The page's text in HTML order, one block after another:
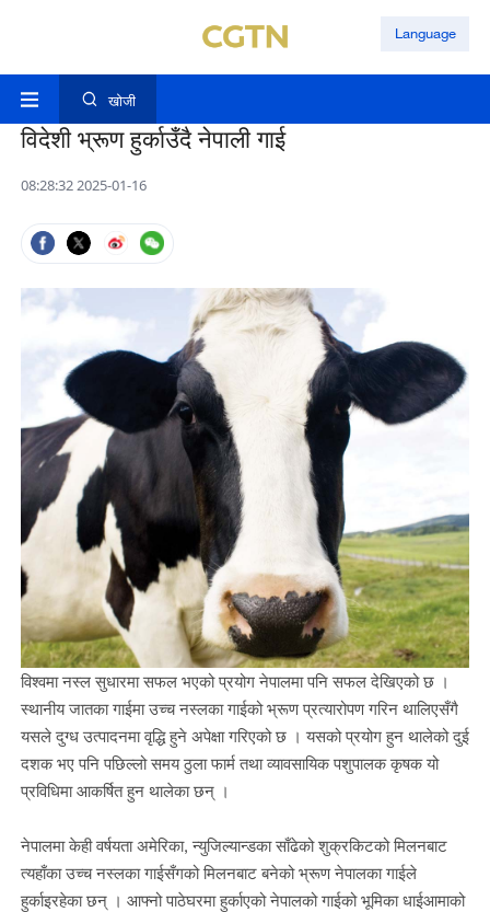
Language
खोजी
विदेशी भ्रूण हुर्काउँदै नेपाली गाई
08:28:32 2025-01-16
विश्वमा नस्ल सुधारमा सफल भएको प्रयोग नेपालमा पनि सफल देखिएको छ ।
स्थानीय जातका गाईमा उच्च नस्लका गाईको भ्रूण प्रत्यारोपण गरिन थालिएसँगै
यसले दुग्ध उत्पादनमा वृद्धि हुने अपेक्षा गरिएको छ । यसको प्रयोग हुन थालेको दुई
दशक भए पनि पछिल्लो समय ठुला फार्म तथा व्यावसायिक पशुपालक कृषक यो
प्रविधिमा आकर्षित हुन थालेका छन् ।
नेपालमा केही वर्षयता अमेरिका,न्युजिल्यान्डका साँढेको शुक्रकिटको मिलनबाट
त्यहाँका उच्च नस्लका गाईसँगको मिलनबाट बनेको भ्रूण नेपालका गाईले
हुर्काइरहेका छन् । आफ्नो पाठेघरमा हुर्काएको नेपालको गाईको भूमिका धाईआमाको